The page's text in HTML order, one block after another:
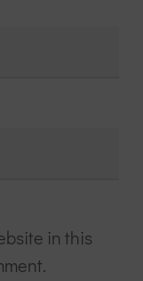
in this